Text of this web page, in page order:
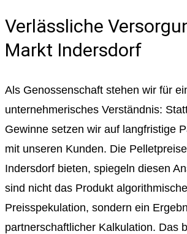
Verlässliche
Markt Indersdorf
Als Genossenschaft stehen wir für
unternehmerisches Verständnis:
Gewinne setzen wir auf langfristige
mit unseren Kunden. Die
Indersdorf bieten, spiegeln diesen
sind nicht das Produkt
Preisspekulation, sondern ein
partnerschaftlicher Kalkulation. Das